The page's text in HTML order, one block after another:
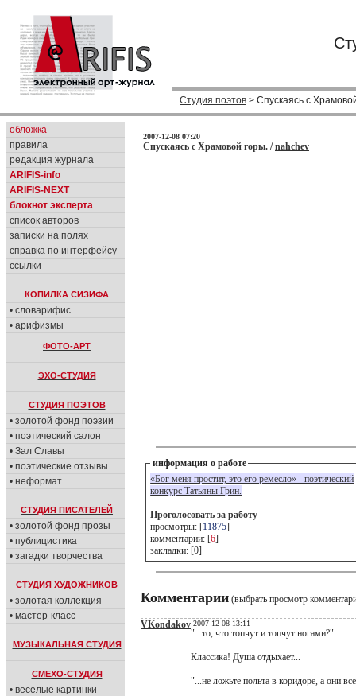
Студия поэтов > Спускаясь с
обложка
правила
редакция журнала
ARIFIS-info
ARIFIS-NEXT
блокнот эксперта
список авторов
записки на полях
справка по интерфейсу
ссылки
КОПИЛКА СИЗИФА
• словарифис
• арифизмы
ФОТО-АРТ
ЭХО-СТУДИЯ
СТУДИЯ ПОЭТОВ
• золотой фонд поэзии
• поэтический салон
• Зал Славы
• поэтические отзывы
• неформат
СТУДИЯ ПИСАТЕЛЕЙ
• золотой фонд прозы
• публицистика
• загадки творчества
СТУДИЯ ХУДОЖНИКОВ
• золотая коллекция
• мастер-класс
МУЗЫКАЛЬНАЯ СТУДИЯ
СМЕХО-СТУДИЯ
• веселые картинки
2007-12-08 07:20
Спускаясь с Храмовой горы. /nahchev
информация о работе
«Бог меня простит, это его ремесло» - поэтический
конкурс Татьяны Грин.
Проголосовать за работу
просмотры: [11875]
комментарии: [6]
закладки: [0]
Комментарии (выбрать просмотр
VKondakov 2007-12-08 13:11
"...то, что топчут и топчут ногами?"
Классика! Душа отдыхает...
"...не ложьте польта в коридоре, а они